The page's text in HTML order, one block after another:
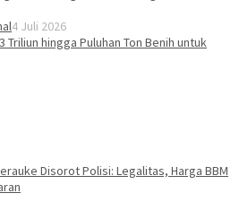
4 Juli 2026
Triliun hingga Puluhan Ton Benih untuk
Disorot Polisi: Legalitas, Harga BBM